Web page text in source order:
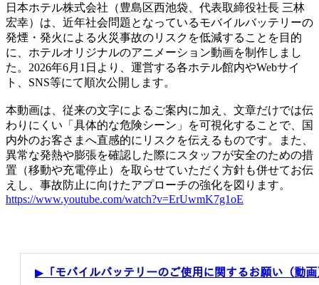
日本ホテル株式会社（豊島区西池袋、代表取締役社長 三林
宏幸）は、近年社会問題となっているモバイルバッテリーの
発煙・発火による火災事故のリスクを低減することを目的
に、ホテルオリジナルのアニメーション動画を制作しまし
た。2026年6月1日より、運営する各ホテル館内やWebサイ
ト、SNS等にて順次公開します。
本動画は、従来の文字によるご案内に加え、文章だけでは伝
わりにくい「具体的な危険シーン」を可視化することで、国
内外のお客さまへ直感的にリスクを伝えるものです。また、
異常な発熱や膨張を確認した際にスタッフが安全のための措
置（移動や充電停止）を取らせていただく方針も併せてお伝
えし、事故防止に向けたアプローチの強化を図ります。
https://www.youtube.com/watch?v=ErUwmK7g1oE